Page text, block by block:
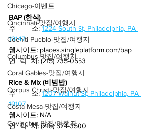
Chicago-이벤트
Cincinnati-맛집/여행지
Cochiti Pueblo-맛집/여행지
Columbus-맛집/여행지
Coral Gables-맛집/여행지
Corpus Christi-맛집/여행지
Costa Mesa-맛집/여행지
Covington-맛집/여행지
BAP (한식)
주        소: 1224 South St, Philadelphia, PA
19147
웹사이트: places.singleplatform.com/bap
연  락  처: (215) 735-0553
Rice & Mix (비빔밥)
주        소: 1207 Walnut St, Philadelphia, PA
19107
웹사이트: N/A
연  락  처: (215) 574-3500